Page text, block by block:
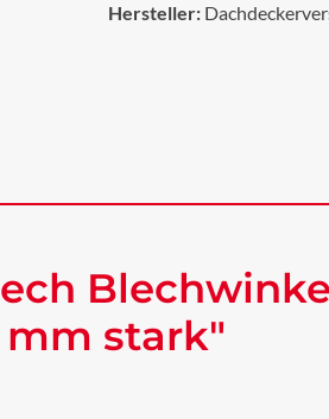
Hersteller:
stark"